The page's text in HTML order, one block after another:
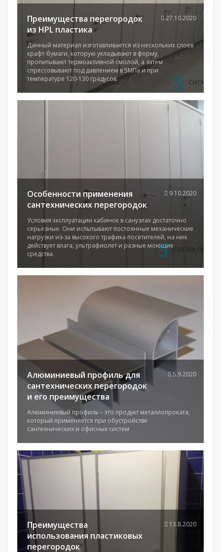
Преимущества перегородок
из HPL пластика
Данный материал изготавливается из нескольких слоев
крафт-бумаги, которую укладывают в форму,
пропитывают термоактивной смолой, а затем
спрессовывают под давлением в 5МПа и при
температуре 120-130 градусов.
27.10.2020
Особенности применения
сантехнических перегородок
Условия эксплуатации кабинок в санузлах достаточно
серьезные. Они испытывают постоянные механические
нагрузки из-за высокого трафика посетителей, на них
действует влага, ультрафиолет и разные моющие
средства.
9.10.2020
Алюминиевый профиль для
сантехнических перегородок
и его преимущества
Алюминиевый профиль – это продукт металлопроката,
который применяется при обустройстве
сантехнических и офисных систем
5.9.2020
Преимущества
использования пластиковых
перегородок
13.8.2020